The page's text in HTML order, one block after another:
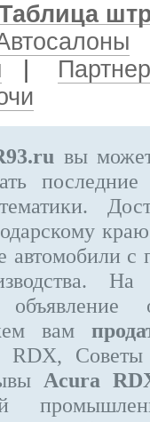
вы
автомобили с
о
вам
RDX, Советы
Acura